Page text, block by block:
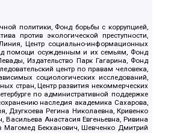
политики, Фонд борьбы с коррупцией,
против экологической преступности,
Центр социально-информационных
помощи осужденным и их семьям, Фонд
Издательство Парк Гагарина, Фонд
центр по правам человека,
социологических исследований,
стран, Центр развития некоммерческих
по административной поддержке
наследия академика Сахарова,
Дзугкоева Регина Николаевна, Кривенко
Анастасия Евгеньевна, Ривина
Магомед Бекханович, Шевченко Дмитрий